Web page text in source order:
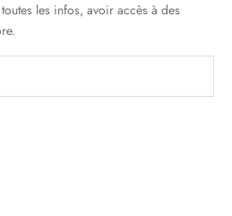
les infos, avoir accès à des